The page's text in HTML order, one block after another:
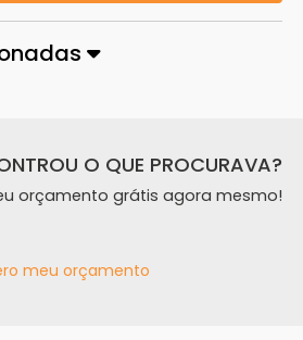
O QUE PROCURAVA?
orçamento grátis agora mesmo!
meu orçamento